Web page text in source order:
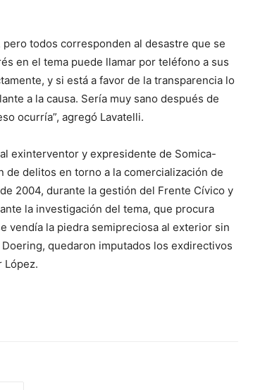
todos corresponden al desastre que se
en el tema puede llamar por teléfono a sus
y si está a favor de la transparencia lo
a la causa. Sería muy sano después de
ocurría”, agregó Lavatelli.
exinterventor y expresidente de Somica-
de delitos en torno a la comercialización de
2004, durante la gestión del Frente Cívico y
la investigación del tema, que procura
vendía la piedra semipreciosa al exterior sin
quedaron imputados los exdirectivos
López.